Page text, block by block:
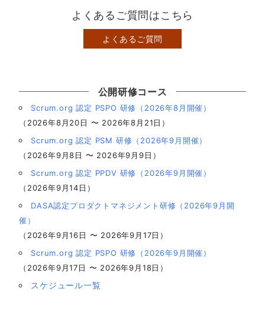
よくあるご質問はこちら
よくあるご質問
公開研修コース
Scrum.org 認定 PSPO 研修（2026年8月開催）
（2026年8月20日 〜 2026年8月21日）
Scrum.org 認定 PSM 研修（2026年9月開催）
（2026年9月8日 〜 2026年9月9日）
Scrum.org 認定 PPDV 研修（2026年9月開催）
（2026年9月14日）
DASA認定プロダクトマネジメント研修（2026年9月開
催）
（2026年9月16日 〜 2026年9月17日）
Scrum.org 認定 PSPO 研修（2026年9月開催）
（2026年9月17日 〜 2026年9月18日）
スケジュール一覧